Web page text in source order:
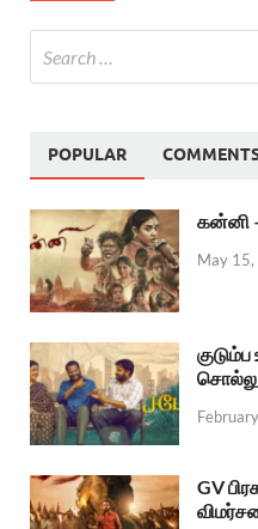
POPULAR
கன்னி
May
GV